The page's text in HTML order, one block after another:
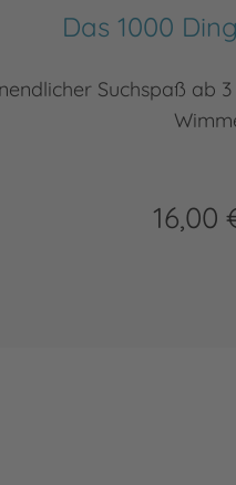
Das 1000
Suchspaß ab
16,00